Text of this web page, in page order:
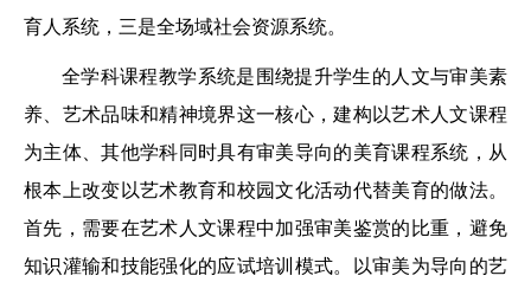
育人系统，三是全场域社会资源系统。
全学科课程教学系统是围绕提升学生的人文与审美素
养、艺术品味和精神境界这一核心，建构以艺术人文课程
为主体、其他学科同时具有审美导向的美育课程系统，从
根本上改变以艺术教育和校园文化活动代替美育的做法。
首先，需要在艺术人文课程中加强审美鉴赏的比重，避免
知识灌输和技能强化的应试培训模式。以审美为导向的艺